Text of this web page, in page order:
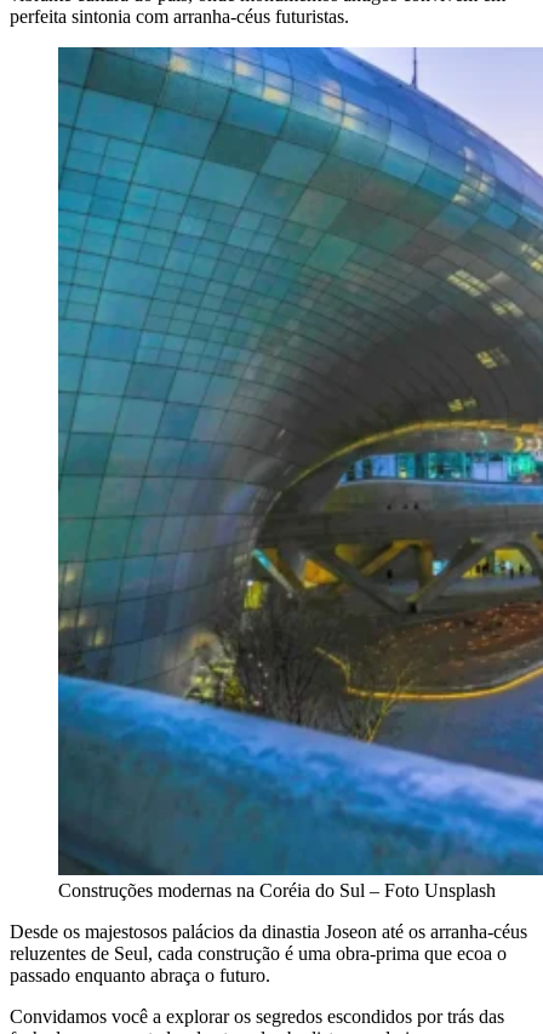
perfeita sintonia com arranha-céus futuristas.
Construções modernas na Coréia do Sul – Foto Unsplash
Desde os majestosos palácios da dinastia Joseon até os arranha-céus
reluzentes de Seul, cada construção é uma obra-prima que ecoa o
passado enquanto abraça o futuro.
Convidamos você a explorar os segredos escondidos por trás das